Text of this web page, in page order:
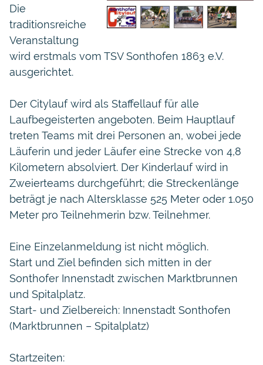
Die
traditionsreiche
Veranstaltung
wird erstmals vom TSV Sonthofen 1863 e.V.
ausgerichtet.
Der Citylauf wird als Staffellauf für alle
Laufbegeisterten angeboten. Beim Hauptlauf
treten Teams mit drei Personen an, wobei jede
Läuferin und jeder Läufer eine Strecke von 4,8
Kilometern absolviert. Der Kinderlauf wird in
Zweierteams durchgeführt; die Streckenlänge
beträgt je nach Altersklasse 525 Meter oder 1.050
Meter pro Teilnehmerin bzw. Teilnehmer.
Eine Einzelanmeldung ist nicht möglich.
Start und Ziel befinden sich mitten in der
Sonthofer Innenstadt zwischen Marktbrunnen
und Spitalplatz.
Start- und Zielbereich: Innenstadt Sonthofen
(Marktbrunnen – Spitalplatz)
Startzeiten: